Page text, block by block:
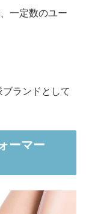
一定数のユー
ランドとして
ーマー